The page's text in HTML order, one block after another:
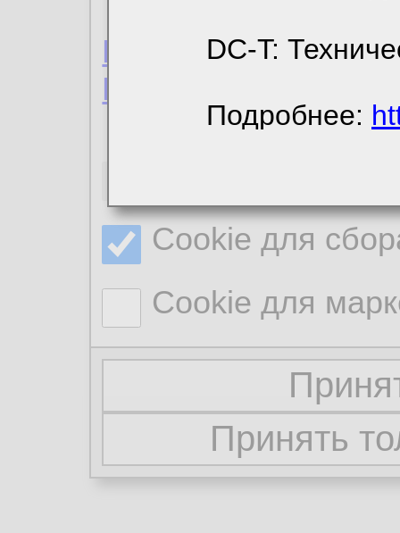
DC-T:
Подробнее:
Пользовательское
Политика
Cookie для
Cookie для